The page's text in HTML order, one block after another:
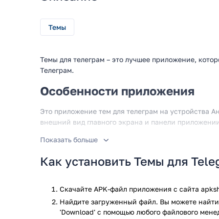
Темы
Темы для телеграм – это лучшее приложение,
Телеграм.
Особенности приложения
Это приложение тем для телеграм на устройства
внешний вид главного экрана и панели
Основной особенностью приложения для замены
пользователей, кто любит украсить свое
количество тем для быстрого преобразования.
Это лучшее приложение для Телеграм, которое
Показать больше
Как установить Темы для
Скачайте APK-файл приложения с сайта
Найдите загруженный файл. Вы можете
'Download' с помощью любого файлового